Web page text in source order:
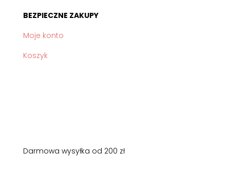
BEZPIECZNE ZAKUPY
Moje konto
Koszyk
Darmowa wysyłka od 200 zł